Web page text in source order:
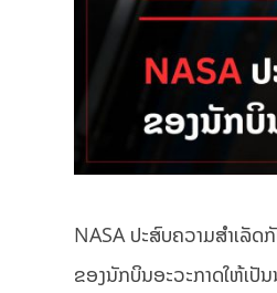
NASA ປະສົບຄວາມສຳເລັ
ຂອງນັກບິນອະວະກາດໃຫ້ເປັ